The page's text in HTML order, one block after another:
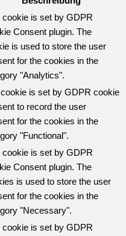
cookie is set by GDPR
Consent plugin. The
is used to store the user
for the cookies in the
"Analytics".
is set by GDPR cookie
to record the user
for the cookies in the
"Functional".
cookie is set by GDPR
Consent plugin. The
is used to store the user
for the cookies in the
"Necessary".
cookie is set by GDPR